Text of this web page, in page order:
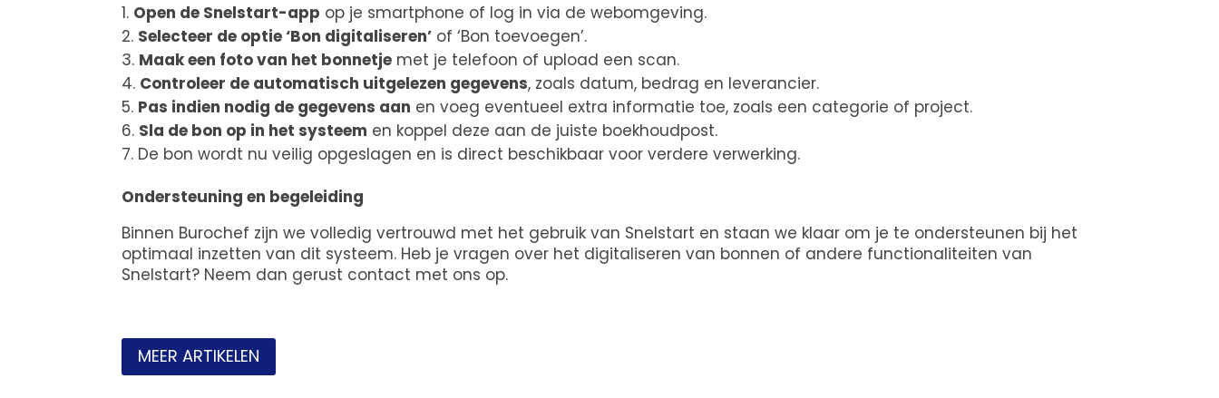
Open de Snelstart-app op je smartphone of log in via de webomgeving.
Selecteer de optie ‘Bon digitaliseren’ of ‘Bon toevoegen’.
Maak een foto van het bonnetje met je telefoon of upload een scan.
Controleer de automatisch uitgelezen gegevens, zoals datum, bedrag en leverancier.
Pas indien nodig de gegevens aan en voeg eventueel extra informatie toe, zoals een categorie of project.
Sla de bon op in het systeem en koppel deze aan de juiste boekhoudpost.
De bon wordt nu veilig opgeslagen en is direct beschikbaar voor verdere verwerking.
Ondersteuning en begeleiding
Binnen Burochef zijn we volledig vertrouwd met het gebruik van Snelstart en staan we klaar om je te ondersteunen bij het
optimaal inzetten van dit systeem. Heb je vragen over het digitaliseren van bonnen of andere functionaliteiten van
Snelstart? Neem dan gerust contact met ons op.
MEER ARTIKELEN